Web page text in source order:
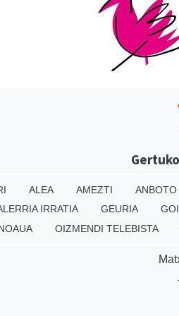
ALEA AMEZTI ANBOTO
IRRATIA GEURIA
OIZMENDI TELEBISTA